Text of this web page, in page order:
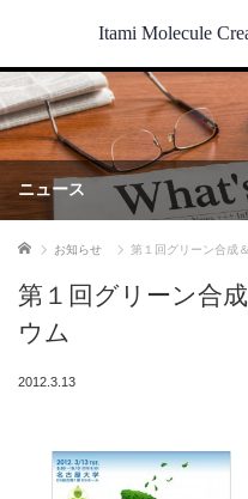
Itami Molecule
ニュース
ホーム お知らせ 第１回グリーン合成
第１回グリーン合
ウム
2012.3.13